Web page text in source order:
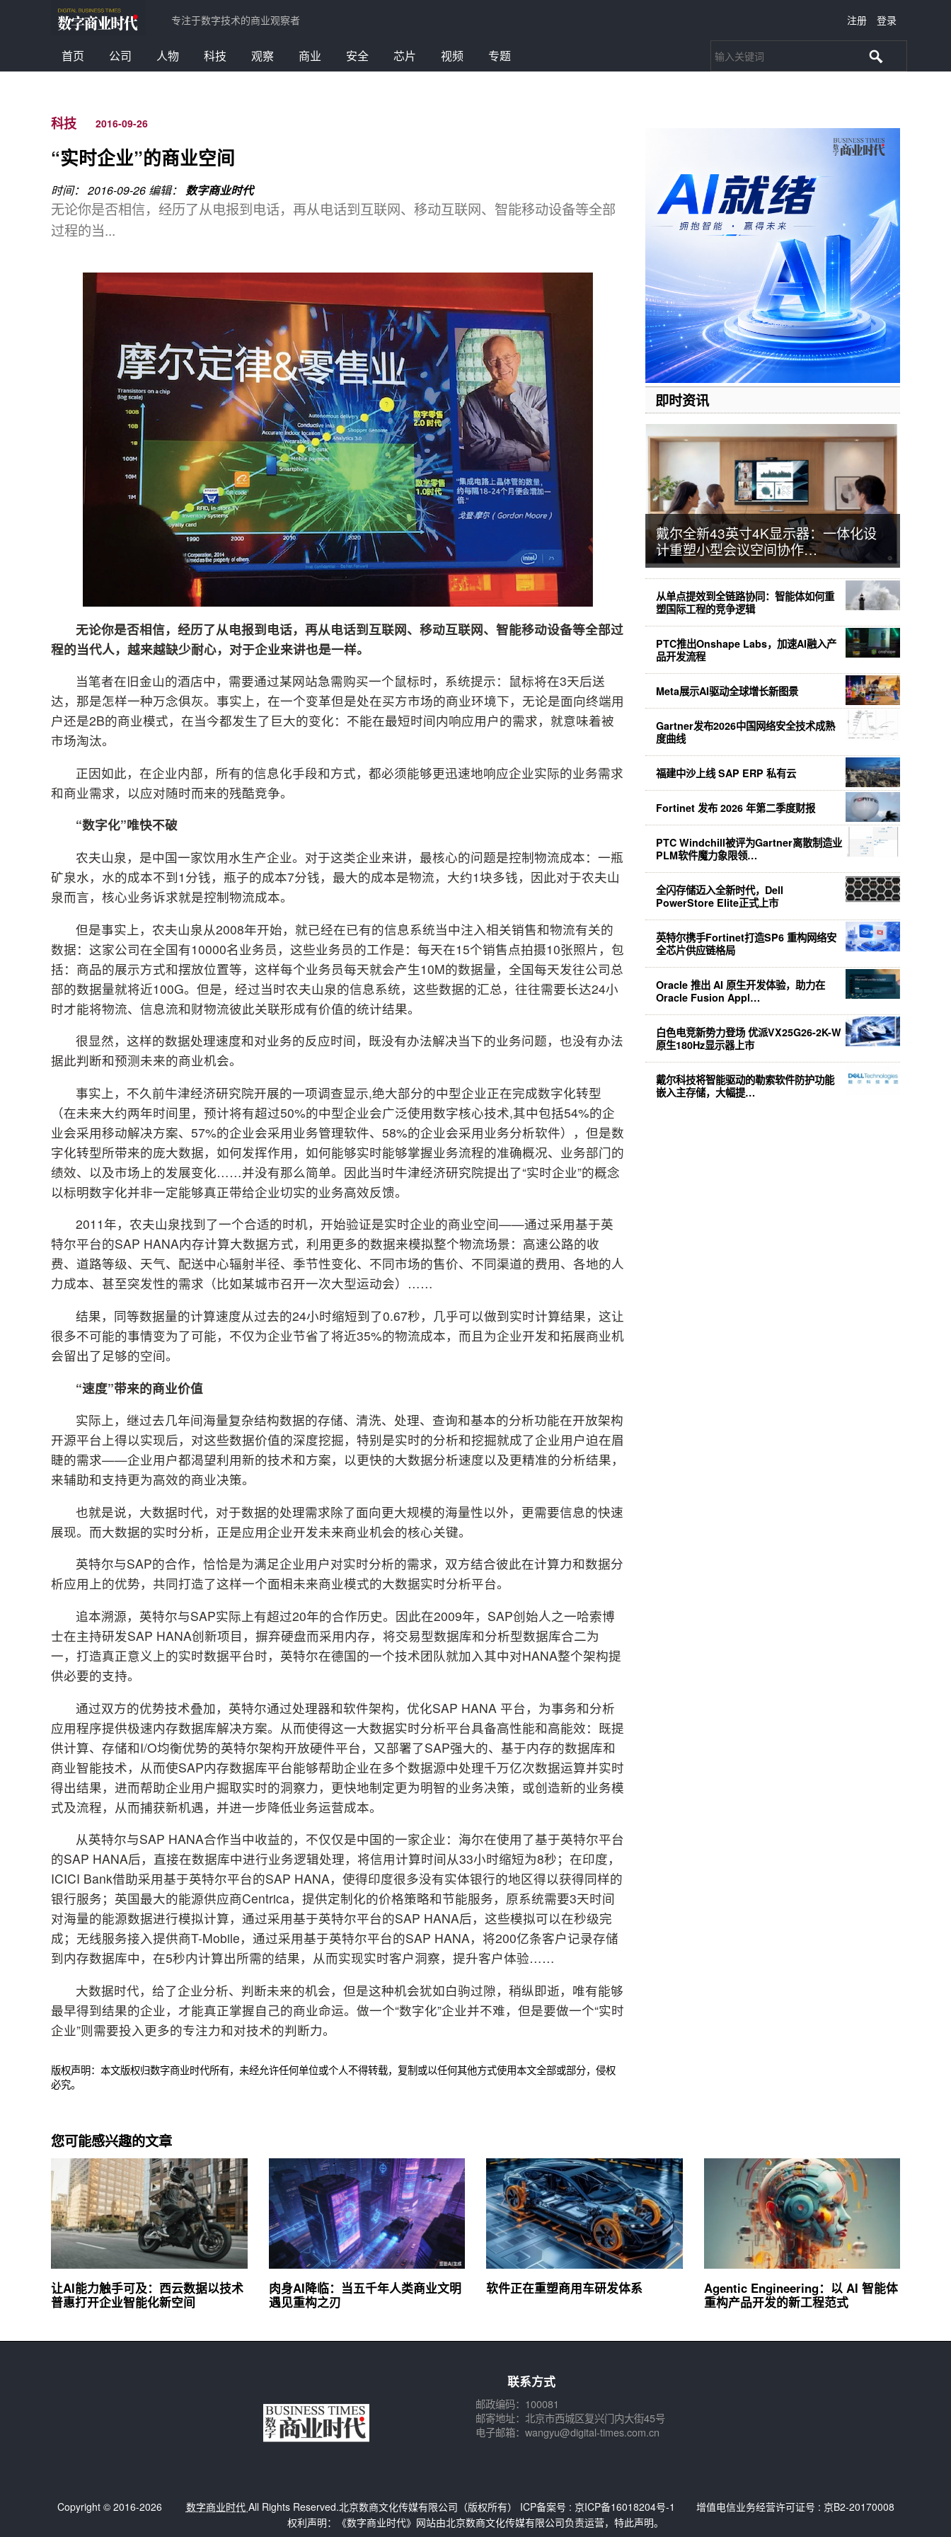
专注于数字技术的商业观察者 注册 登录
首页 公司 人物 科技 观察 商业 安全 芯片 视频 专题
科技 2016-09-26
“实时企业”的商业空间
时间： 2016-09-26编辑： 数字商业时代
无论你是否相信，经历了从电报到电话，再从电话到互联网、移动互联网、智能移动设备等全部
过程的当...
无论你是否相信，经历了从电报到电话，再从电话到互联网、移动互联网、智能移动设备等全部过
程的当代人，越来越缺少耐心，对于企业来讲也是一样。
当笔者在旧金山的酒店中，需要通过某网站急需购买一个鼠标时，系统提示：鼠标将在3天后送
达，那是怎样一种万念俱灰。事实上，在一个变革但是处在买方市场的商业环境下，无论是面向终端用
户还是2B的商业模式，在当今都发生了巨大的变化：不能在最短时间内响应用户的需求，就意味着被
市场淘汰。
正因如此，在企业内部，所有的信息化手段和方式，都必须能够更迅速地响应企业实际的业务需求
和商业需求，以应对随时而来的残酷竞争。
“数字化”唯快不破
农夫山泉，是中国一家饮用水生产企业。对于这类企业来讲，最核心的问题是控制物流成本：一瓶
矿泉水，水的成本不到1分钱，瓶子的成本7分钱，最大的成本是物流，大约1块多钱，因此对于农夫山
泉而言，核心业务诉求就是控制物流成本。
但是事实上，农夫山泉从2008年开始，就已经在已有的信息系统当中注入相关销售和物流有关的
数据：这家公司在全国有10000名业务员，这些业务员的工作是：每天在15个销售点拍摄10张照片，包
括：商品的展示方式和摆放位置等，这样每个业务员每天就会产生10M的数据量，全国每天发往公司总
部的数据量就将近100G。但是，经过当时农夫山泉的信息系统，这些数据的汇总，往往需要长达24小
时才能将物流、信息流和财物流彼此关联形成有价值的统计结果。
很显然，这样的数据处理速度和对业务的反应时间，既没有办法解决当下的业务问题，也没有办法
据此判断和预测未来的商业机会。
事实上，不久前牛津经济研究院开展的一项调查显示,绝大部分的中型企业正在完成数字化转型
（在未来大约两年时间里，预计将有超过50%的中型企业会广泛使用数字核心技术,其中包括54%的企
业会采用移动解决方案、57%的企业会采用业务管理软件、58%的企业会采用业务分析软件），但是数
字化转型所带来的庞大数据，如何发挥作用，如何能够实时能够掌握业务流程的准确概况、业务部门的
绩效、以及市场上的发展变化……并没有那么简单。因此当时牛津经济研究院提出了“实时企业”的概念
以标明数字化并非一定能够真正带给企业切实的业务高效反馈。
2011年，农夫山泉找到了一个合适的时机，开始验证是实时企业的商业空间——通过采用基于英
特尔平台的SAP HANA内存计算大数据方式，利用更多的数据来模拟整个物流场景：高速公路的收
费、道路等级、天气、配送中心辐射半径、季节性变化、不同市场的售价、不同渠道的费用、各地的人
力成本、甚至突发性的需求（比如某城市召开一次大型运动会）……
结果，同等数据量的计算速度从过去的24小时缩短到了0.67秒，几乎可以做到实时计算结果，这让
很多不可能的事情变为了可能，不仅为企业节省了将近35%的物流成本，而且为企业开发和拓展商业机
会留出了足够的空间。
“速度”带来的商业价值
实际上，继过去几年间海量复杂结构数据的存储、清洗、处理、查询和基本的分析功能在开放架构
开源平台上得以实现后，对这些数据价值的深度挖掘，特别是实时的分析和挖掘就成了企业用户迫在眉
睫的需求——企业用户都渴望利用新的技术和方案，以更快的大数据分析速度以及更精准的分析结果，
来辅助和支持更为高效的商业决策。
也就是说，大数据时代，对于数据的处理需求除了面向更大规模的海量性以外，更需要信息的快速
展现。而大数据的实时分析，正是应用企业开发未来商业机会的核心关键。
英特尔与SAP的合作，恰恰是为满足企业用户对实时分析的需求，双方结合彼此在计算力和数据分
析应用上的优势，共同打造了这样一个面相未来商业模式的大数据实时分析平台。
追本溯源，英特尔与SAP实际上有超过20年的合作历史。因此在2009年，SAP创始人之一哈索博
士在主持研发SAP HANA创新项目，摒弃硬盘而采用内存，将交易型数据库和分析型数据库合二为
一，打造真正意义上的实时数据平台时，英特尔在德国的一个技术团队就加入其中对HANA整个架构提
供必要的支持。
通过双方的优势技术叠加，英特尔通过处理器和软件架构，优化SAP HANA 平台，为事务和分析
应用程序提供极速内存数据库解决方案。从而使得这一大数据实时分析平台具备高性能和高能效：既提
供计算、存储和I/O均衡优势的英特尔架构开放硬件平台，又部署了SAP强大的、基于内存的数据库和
商业智能技术，从而使SAP内存数据库平台能够帮助企业在多个数据源中处理千万亿次数据运算并实时
得出结果，进而帮助企业用户掘取实时的洞察力，更快地制定更为明智的业务决策，或创造新的业务模
式及流程，从而捕获新机遇，并进一步降低业务运营成本。
从英特尔与SAP HANA合作当中收益的，不仅仅是中国的一家企业：海尔在使用了基于英特尔平台
的SAP HANA后，直接在数据库中进行业务逻辑处理，将信用计算时间从33小时缩短为8秒；在印度，
ICICI Bank借助采用基于英特尔平台的SAP HANA，使得印度很多没有实体银行的地区得以获得同样的
银行服务；英国最大的能源供应商Centrica，提供定制化的价格策略和节能服务，原系统需要3天时间
对海量的能源数据进行模拟计算，通过采用基于英特尔平台的SAP HANA后，这些模拟可以在秒级完
成；无线服务接入提供商T-Mobile，通过采用基于英特尔平台的SAP HANA，将200亿条客户记录存储
到内存数据库中，在5秒内计算出所需的结果，从而实现实时客户洞察，提升客户体验……
大数据时代，给了企业分析、判断未来的机会，但是这种机会犹如白驹过隙，稍纵即逝，唯有能够
最早得到结果的企业，才能真正掌握自己的商业命运。做一个“数字化”企业并不难，但是要做一个“实时
企业”则需要投入更多的专注力和对技术的判断力。
版权声明：本文版权归数字商业时代所有，未经允许任何单位或个人不得转载，复制或以任何其他方式使用本文全部或部分，侵权
必究。
即时资讯
戴尔全新43英寸4K显示器：一体化设
计重塑小型会议空间协作…
从单点提效到全链路协同：智能体如何重
塑国际工程的竞争逻辑
PTC推出Onshape Labs，加速AI融入产
品开发流程
Meta展示AI驱动全球增长新图景
Gartner发布2026中国网络安全技术成熟
度曲线
福建中沙上线 SAP ERP 私有云
Fortinet 发布 2026 年第二季度财报
PTC Windchill被评为Gartner离散制造业
PLM软件魔力象限领…
全闪存储迈入全新时代，Dell
PowerStore Elite正式上市
英特尔携手Fortinet打造SP6 重构网络安
全芯片供应链格局
Oracle 推出 AI 原生开发体验，助力在
Oracle Fusion Appl…
白色电竞新势力登场 优派VX25G26-2K-W
原生180Hz显示器上市
戴尔科技将智能驱动的勒索软件防护功能
嵌入主存储，大幅提…
您可能感兴趣的文章
让AI能力触手可及：西云数据以技术
普惠打开企业智能化新空间
肉身AI降临：当五千年人类商业文明
遇见重构之刃
软件正在重塑商用车研发体系
Agentic Engineering：以 AI 智能体
重构产品开发的新工程范式
联系方式
邮政编码：100081
邮寄地址：北京市西城区复兴门内大街45号
电子邮箱：wangyu@digital-times.com.cn
Copyright © 2016-2026 数字商业时代 All Rights Reserved.北京数商文化传媒有限公司（版权所有） ICP备案号 : 京ICP备16018204号-1
增值电信业务经营许可证号 : 京B2-20170008
权利声明：《数字商业时代》网站由北京数商文化传媒有限公司负责运营，特此声明。